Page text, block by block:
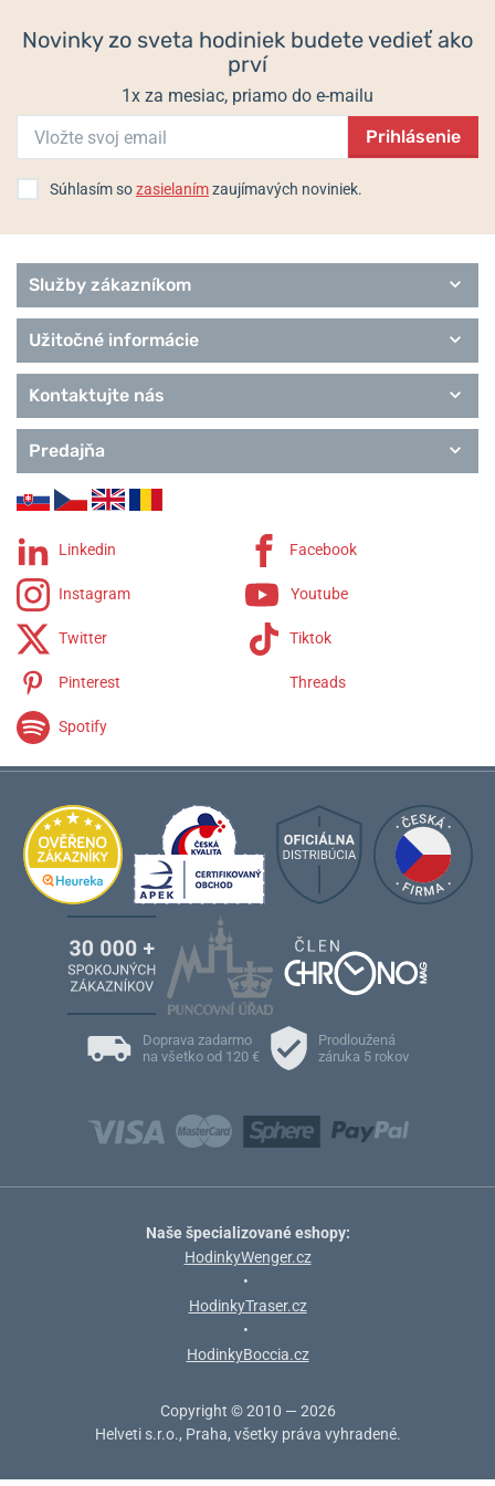
Heritage
Novinky zo sveta hodiniek budete vedieť ako
prví
1x za mesiac, priamo do e-mailu
Prihlásenie
Súhlasím sozasielanímzaujímavých noviniek.
Služby zákazníkom
Užitočné informácie
Kontaktujte nás
Predajňa
Linkedin Facebook
Instagram Youtube
Twitter Tiktok
Pinterest Threads
Spotify
Doprava zadarmo
na všetko od 120 €
Prodloužená
záruka 5 rokov
Naše špecializované eshopy:
HodinkyWenger.cz
•
HodinkyTraser.cz
•
HodinkyBoccia.cz
Copyright © 2010 — 2026
Helveti s.r.o., Praha, všetky práva vyhradené.